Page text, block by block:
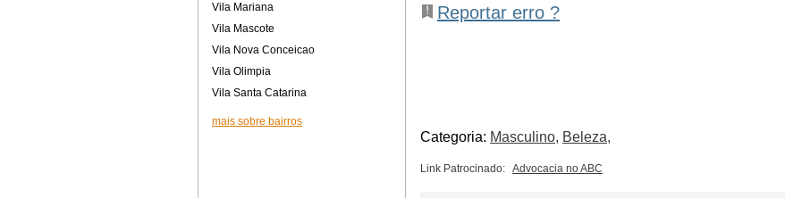
Vila Mariana
Vila Mascote
Vila Nova Conceicao
Vila Olimpia
Vila Santa Catarina
mais sobre bairros
Reportar erro ?
Categoria: Masculino, Beleza,
Link Patrocinado: Advocacia no ABC